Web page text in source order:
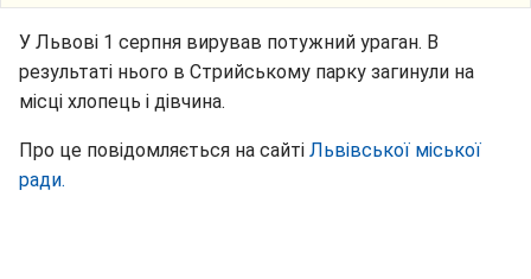
У Львові 1 серпня вирував потужний ураган. В
результаті нього в Стрийському парку загинули на
місці хлопець і дівчина.
Про це повідомляється на сайті Львівської міської
ради.